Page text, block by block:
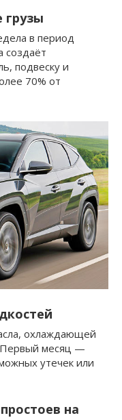
грузы
в период
создаёт
подвеску и
70% от
охлаждающей
Первый месяц —
утечек или
на